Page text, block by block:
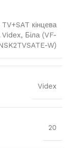
кінцева
Videx, Біла (VF-
W)
Videx
20